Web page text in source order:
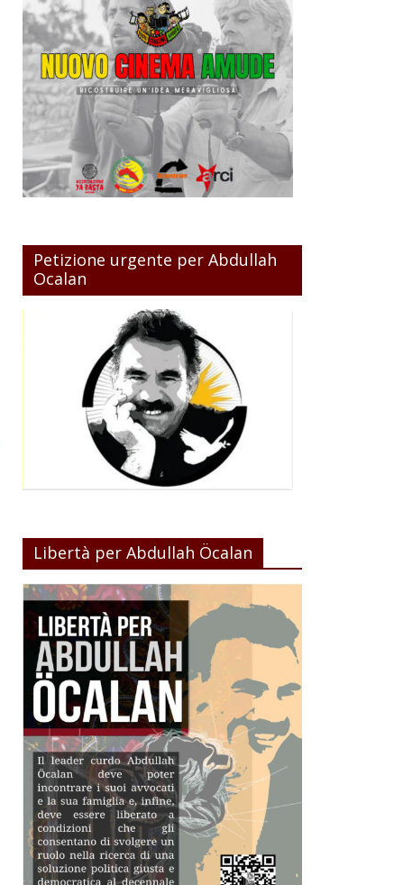
Petizione urgente per Abdullah
Ocalan
Libertà per Abdullah Öcalan